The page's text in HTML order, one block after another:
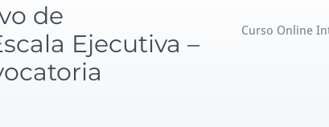
de
Ejecutiva –
Curso Online